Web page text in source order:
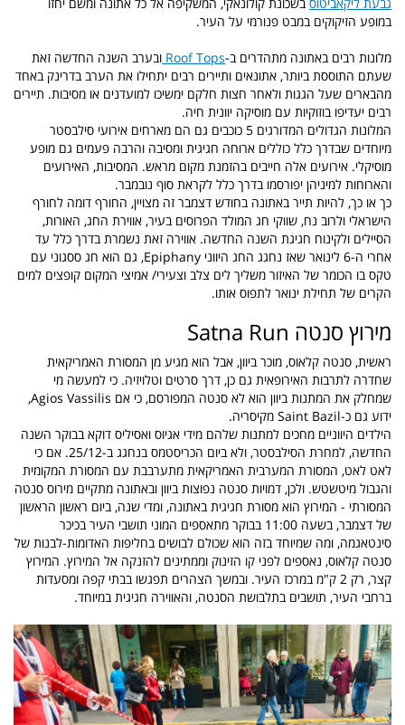
במופע הזיקוקים במבט פנורמי על העיר.
מלונות רבים באתונה מתהדרים ב-
Roof Tops ובערב השנה החדשה זאת
שעתם התוססת ביותר, אתונאים ותיירים רבים יתחילו את הערב בדרינק באחד
מהבארים שעל הגגות ולאחר חצות חלקם ימשיכו למועדנים או מסיבות. תיירים
רבים יעדיפו בוזוקיות עם מוסיקה יוונית חיה.
המלונות הגדולים המדורגים 5 כוכבים גם הם מארחים אירועי סילבסטר
מיוחדים שבדרך כלל כוללים ארוחה חגיגית ומסיבה והרבה פעמים גם מופע
מוסיקלי. אירועים אלה חייבים בהזמנת מקום מראש. המסיבות, האירועים
והארוחות למיניהן יפורסמו בדרך כלל לקראת סוף נובמבר.
כך או כך, להיות תייר באתונה בחודש דצמבר זה מצויין, החורף דומה לחורף
הישראלי ולרוב נח, שווקי חג המולד הפרוסים בעיר, אווירת החג, האורות,
הסיילים ולקינוח חגיגת השנה החדשה. אווירה זאת נשמרת בדרך כלל עד
אחרי ה-6 לינואר שאז נחגג החג היווני Epiphany, גם הוא חג ססגוני עם
טקס בו הכומר של האיזור משליך לים צלב וצעירי/ אמיצי המקום קופצים למים
הקרים של תחילת ינואר לתפוס אותו.
מירוץ סנטה Satna Run
ראשית, סנטה קלאוס, מוכר ביוון, אבל הוא מגיע מן המסורת האמריקאית
שחדרה לתרבות האירופאית גם כן, דרך סרטים וטלויזיה. כי למעשה מי
שמחלק את המתנות ביוון הוא לא סנטה המפורסם, כי אם Agios Vassilis,
ידוע גם כ-Saint Bazil מקיסריה.
הילדים היווניים מחכים למתנות שלהם מידי אגיוס ואסיליס דוקא בבוקר השנה
החדשה, למחרת הסילבסטר, ולא ביום הכריסטמס בנחגג ב-25/12. אם כי
לאט לאט, המסורת המערבית האמריקאית מתערבבת עם המסורת המקומית
והגבול מיטשטש. ולכן, דמויות סנטה נפוצות ביוון ובאתונה מתקיים מירוס סנטה
המסורתי - המירוץ הוא מסורת חגיגית באתונה, ומדי שנה, ביום ראשון הראשון
של דצמבר, בשעה 11:00 בבוקר מתאספים המוני תושבי העיר בכיכר
סינטאגמה, ומה שמיוחד בזה הוא שכולם לבושים בחליפות האדומות-לבנות של
סנטה קלאוס, נאספים לפני קו הזינוק וממתינים להזנקה אל המירוץ. המירוץ
קצר, רק 2 ק"מ במרכז העיר. ובמשך הצהרים תפגשו בבתי קפה ומסעדות
ברחבי העיר, תושבים בתלבושת הסנטה, והאווירה חגיגית במיוחד.